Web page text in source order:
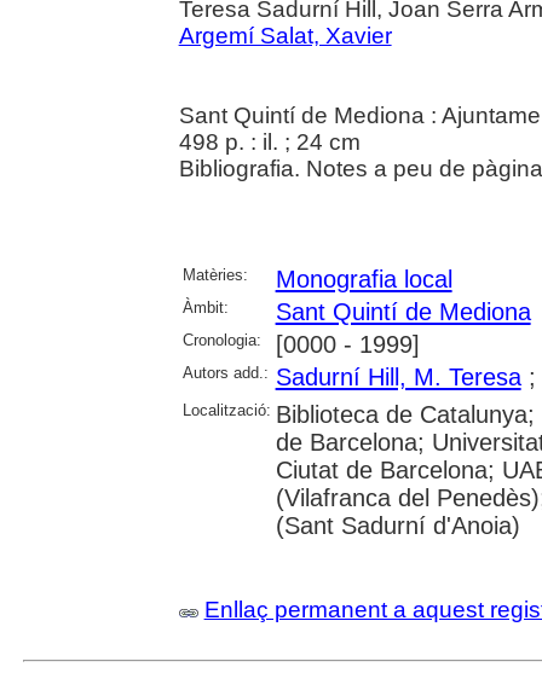
Teresa Sadurní Hill, Joan Serra
Argemí Salat, Xavier
Sant Quintí de Mediona :
498 p. : il. ; 24 cm
Bibliografia. Notes a peu de
Matèries: Monografia local
Àmbit: Sant Quintí de Mediona
Cronologia: [0000 - 1999]
Autors add.: Sadurní Hill, M. Teresa;
Localització: Biblioteca de
de Barcelona;
Ciutat de Barcelona;
(Vilafranca del
(Sant Sadurní d'Anoia)
Enllaç permanent a aquest